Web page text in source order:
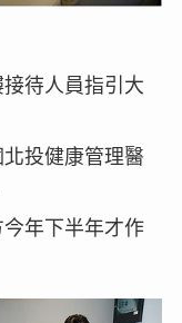
待人員指引大
投健康管理醫
年下半年才作